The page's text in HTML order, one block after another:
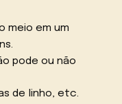
meio em um
pode ou não
de linho, etc.